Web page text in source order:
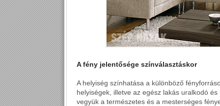
A fény jelentősége színválasztáskor
A helyiség színhatása a különböző
helyiségek, illetve az egész lakás uralkodó
vegyük a természetes és a mesterséges